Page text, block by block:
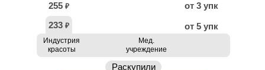
255 ₽
от 3 упк
233 ₽ от 5 упк
Индустрия
красоты
Мед.
учреждение
Раскупили